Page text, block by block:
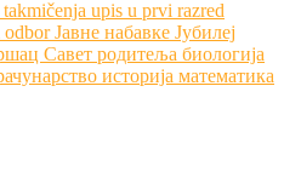
takmičenja upis u prvi razred
odborЈавне набавке Јубилеј
Савет родитеља биологија
историја математика